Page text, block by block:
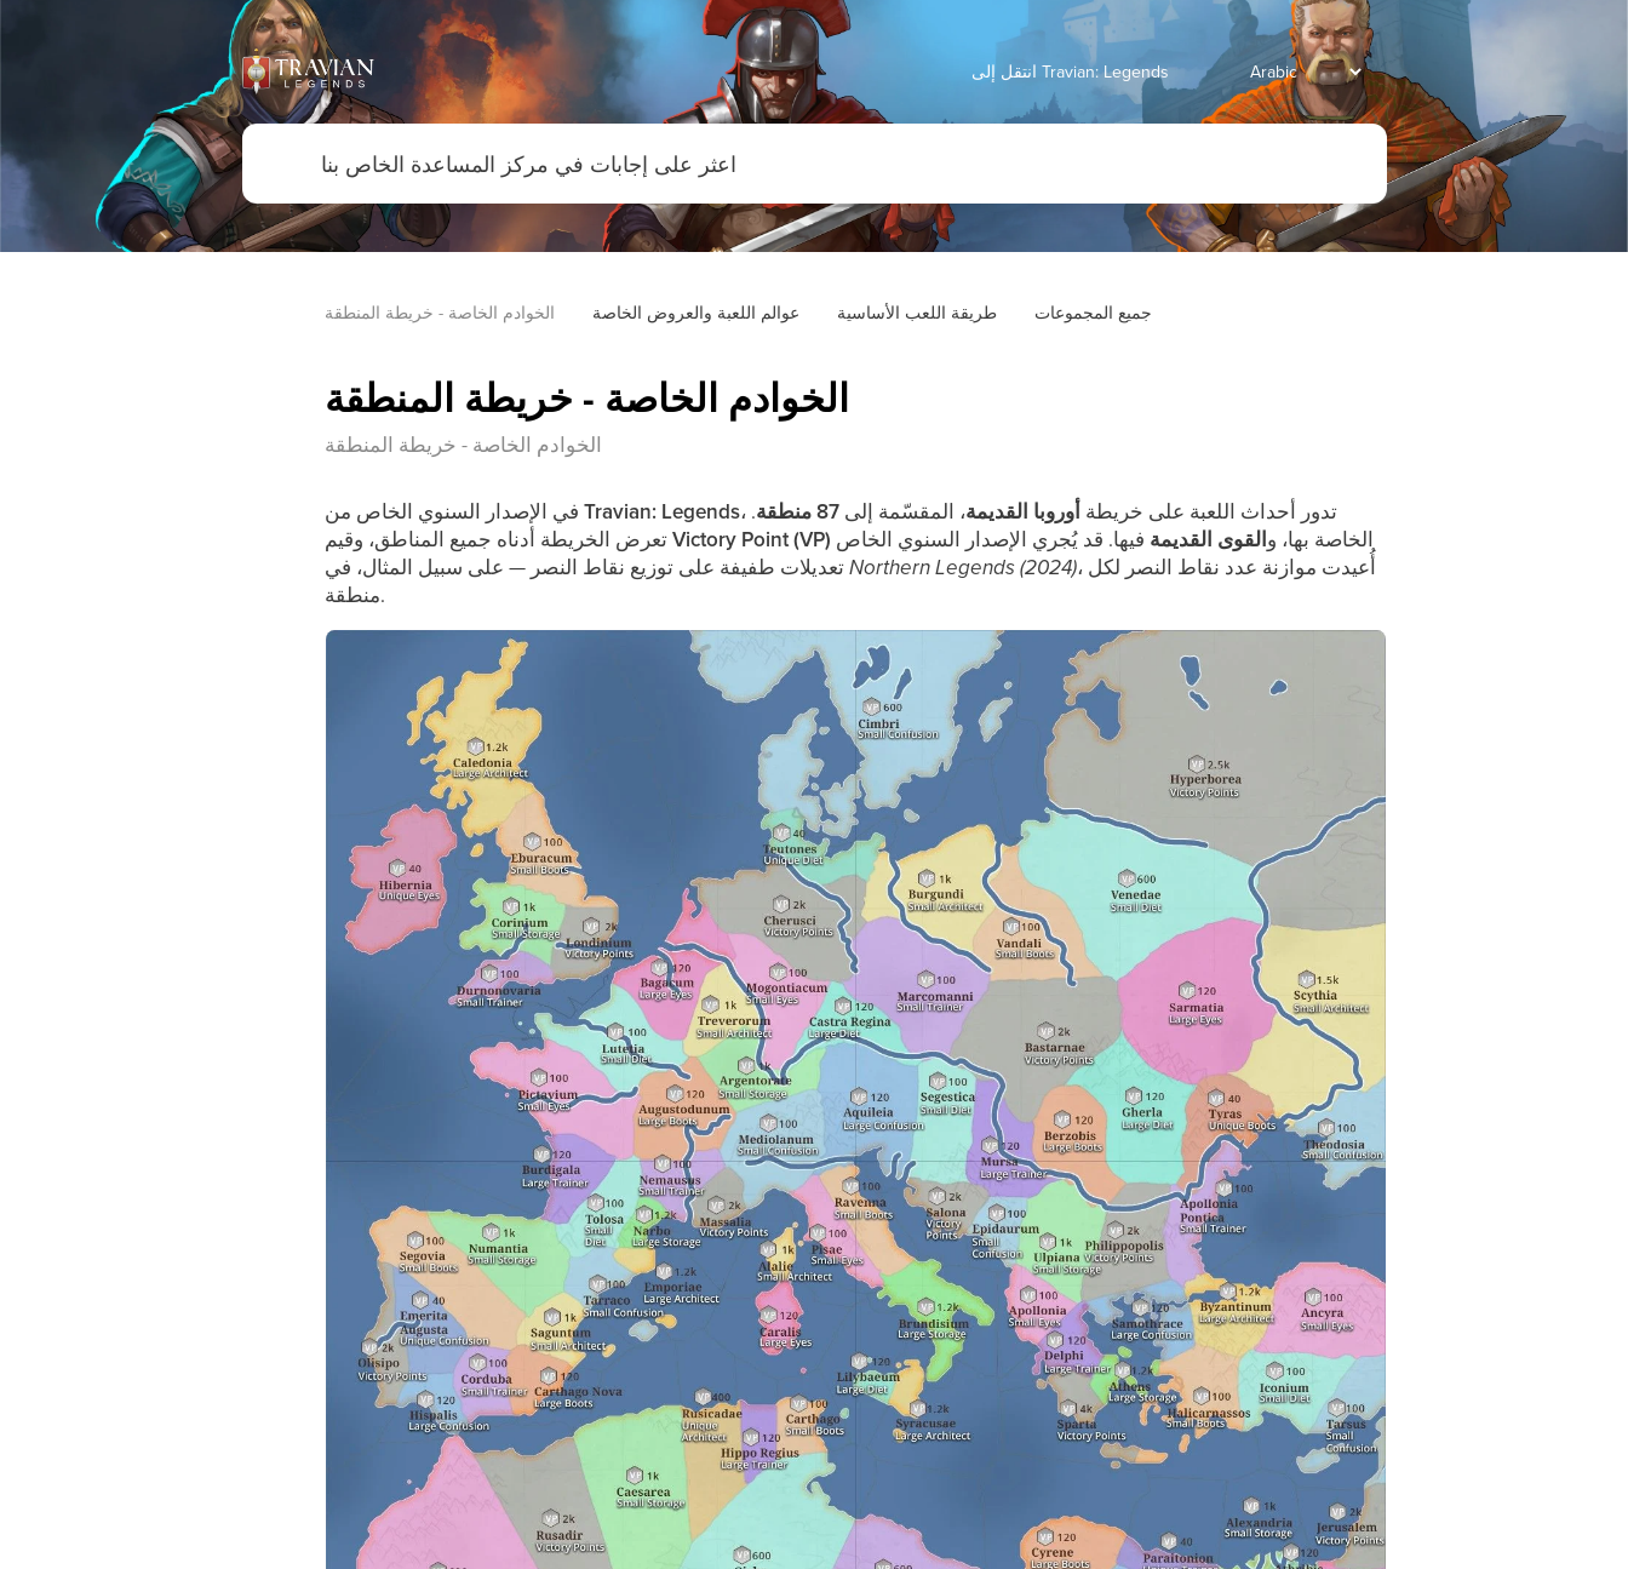
انتقل إلى Travian: Legends
جميع المجموعات طريقة اللعب الأساسية عوالم اللعبة والعروض الخاصة الخوادم الخاصة - خريطة المنطقة
الخوادم الخاصة - خريطة المنطقة
الخوادم الخاصة - خريطة المنطقة
في الإصدار السنوي الخاص منTravian: Legends ، تدور أحداث اللعبة على خريطة أوروبا القديمة، المقسّمة إلى 87 منطقة
.
تعرض الخريطة أدناه جميع المناطق، وقيمVictory Point (VP) الخاصة بها، والقوى القديمة فيها. قد يُجري الإصدار السنوي الخاص
تعديلات طفيفة على توزيع نقاط النصر — على سبيل المثال، فيNorthern Legends (2024)، أُعيدت موازنة عدد نقاط النصر لكل
منطقة.